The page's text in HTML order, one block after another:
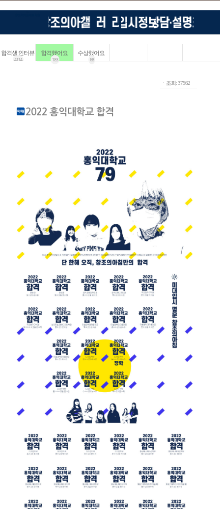
합격생 인터뷰
4114
합격했어요
183
수상했어요
68
ㆍ조회: 37562
2022 홍익대학교 합격